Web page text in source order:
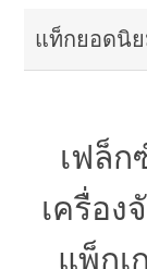
แท็กยอดนิ
เฟล็ก
เครื่อง
แพ็กเ